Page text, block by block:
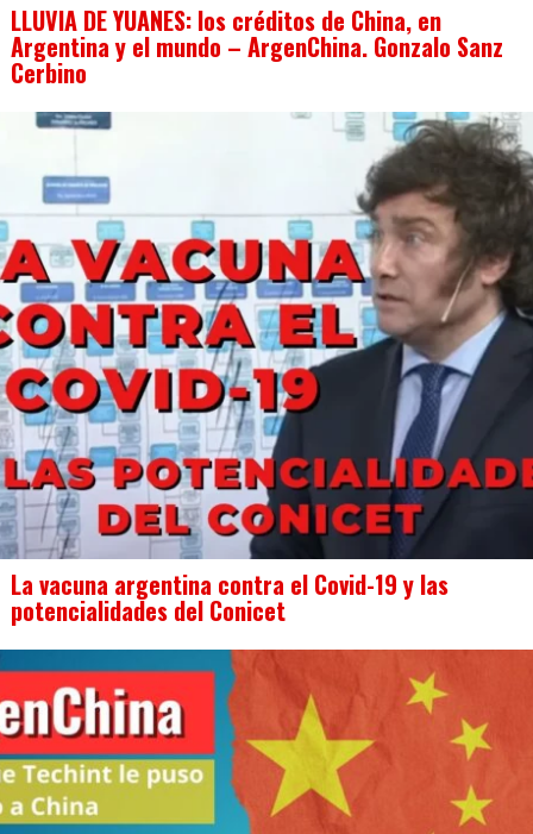
LLUVIA DE YUANES: los créditos de China, en
Argentina y el mundo – ArgenChina. Gonzalo Sanz
Cerbino
La vacuna argentina contra el Covid-19 y las
potencialidades del Conicet